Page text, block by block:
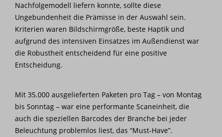
Nachfolgemodell liefern konnte, sollte diese
Ungebundenheit die Prämisse in der Auswahl sein.
Kriterien waren Bildschirmgröße, beste Haptik und
aufgrund des intensiven Einsatzes im Außendienst war
die Robustheit entscheidend für eine positive
Entscheidung.
Mit 35.000 ausgelieferten Paketen pro Tag – von Montag
bis Sonntag – war eine performante Scaneinheit, die
auch die speziellen Barcodes der Branche bei jeder
Beleuchtung problemlos liest, das “Must-Have”.